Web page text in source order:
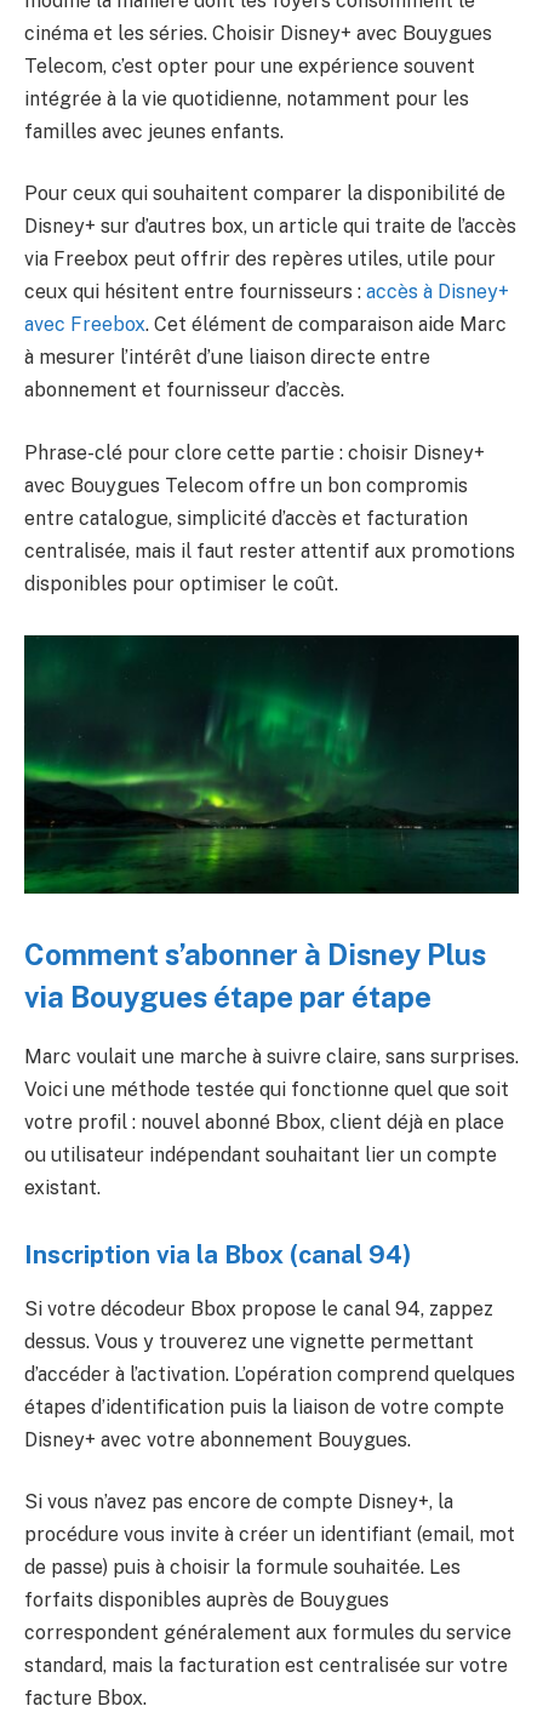
cinéma et les séries. Choisir Disney+ avec Bouygues
Telecom, c’est opter pour une expérience souvent
intégrée à la vie quotidienne, notamment pour les
familles avec jeunes enfants.
Pour ceux qui souhaitent comparer la disponibilité de
Disney+ sur d’autres box, un article qui traite de l’accès
via Freebox peut offrir des repères utiles, utile pour
ceux qui hésitent entre fournisseurs : accès à Disney+
avec Freebox. Cet élément de comparaison aide Marc
à mesurer l’intérêt d’une liaison directe entre
abonnement et fournisseur d’accès.
Phrase-clé pour clore cette partie : choisir Disney+
avec Bouygues Telecom offre un bon compromis
entre catalogue, simplicité d’accès et facturation
centralisée, mais il faut rester attentif aux promotions
disponibles pour optimiser le coût.
Comment s’abonner à Disney Plus
via Bouygues étape par étape
Marc voulait une marche à suivre claire, sans surprises.
Voici une méthode testée qui fonctionne quel que soit
votre profil : nouvel abonné Bbox, client déjà en place
ou utilisateur indépendant souhaitant lier un compte
existant.
Inscription via la Bbox (canal 94)
Si votre décodeur Bbox propose le canal 94, zappez
dessus. Vous y trouverez une vignette permettant
d’accéder à l’activation. L’opération comprend quelques
étapes d’identification puis la liaison de votre compte
Disney+ avec votre abonnement Bouygues.
Si vous n’avez pas encore de compte Disney+, la
procédure vous invite à créer un identifiant (email, mot
de passe) puis à choisir la formule souhaitée. Les
forfaits disponibles auprès de Bouygues
correspondent généralement aux formules du service
standard, mais la facturation est centralisée sur votre
facture Bbox.